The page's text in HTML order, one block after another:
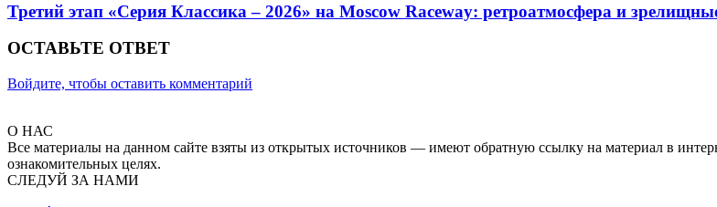
Третий этап «Серия Классика – 2026» на Moscow Raceway: ретроатмосфера и
ОСТАВЬТЕ ОТВЕТ
Войдите, чтобы оставить комментарий
О НАС
Все материалы на данном сайте взяты из открытых источников — имеют обратную ссылку на материал в
ознакомительных целях.
СЛЕДУЙ ЗА НАМИ